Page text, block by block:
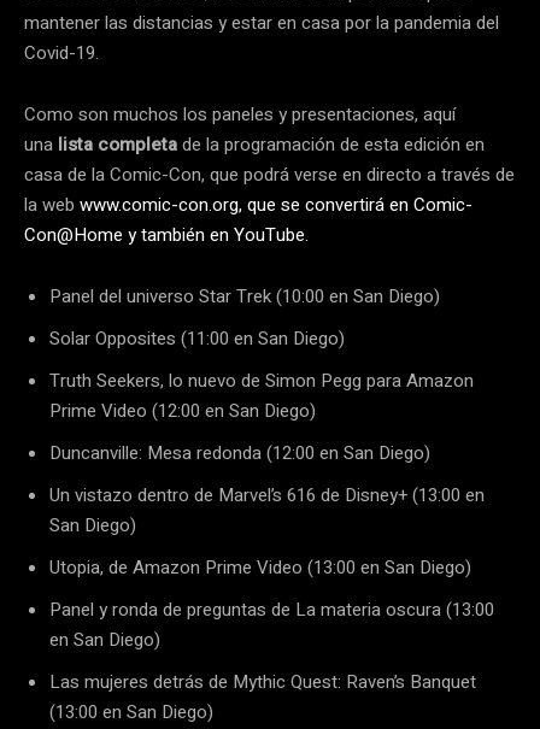
mantener las distancias y estar en casa por la pandemia del
Covid-19.
Como son muchos los paneles y presentaciones, aquí
una lista completade la programación de esta edición en
casa de la Comic-Con, que podrá verse en directo a través de
la web www.comic-con.org, que se convertirá enComic-
Con@Home y también en YouTube.
Panel del universo Star Trek (10:00 en San Diego)
Solar Opposites (11:00 en San Diego)
Truth Seekers, lo nuevo de Simon Pegg para Amazon
Prime Video (12:00 en San Diego)
Duncanville: Mesa redonda (12:00 en San Diego)
Un vistazo dentro de Marvel’s 616 de Disney+ (13:00 en
San Diego)
Utopia, de Amazon Prime Video (13:00 en San Diego)
Panel y ronda de preguntas de La materia oscura (13:00
en San Diego)
Las mujeres detrás de Mythic Quest: Raven’s Banquet
(13:00 en San Diego)